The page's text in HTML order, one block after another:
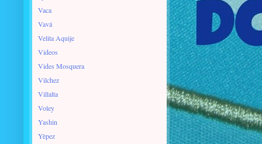
Vaca
Vavá
Velita Aquije
Videos
Vides Mosquera
Vilchez
Villalta
Voley
Yashin
Yèpez